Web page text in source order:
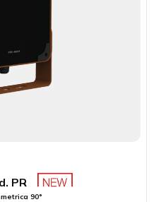
PR
90°